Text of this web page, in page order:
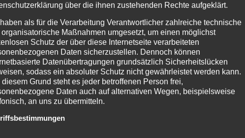
über die ihnen zustehenden Rechte aufgeklärt.
als für die Verarbeitung Verantwortlicher zahlreiche technische
organisatorische Maßnahmen umgesetzt, um einen möglichst
Schutz der über diese Internetseite verarbeiteten
Daten sicherzustellen. Dennoch können
Datenübertragungen grundsätzlich Sicherheitslücken
sodass ein absoluter Schutz nicht gewährleistet werden kann.
diesem Grund steht es jeder betroffenen Person frei,
Daten auch auf alternativen Wegen, beispielsweise
an uns zu übermitteln.